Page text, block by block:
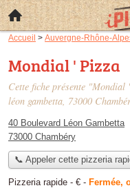
Accueil > Auvergne-Rhône-
Mondial ' Pizza
Cette fiche présente
léon gambetta, 73000
40 Boulevard Léon Gambetta
73000 Chambéry
📞 Appeler cette pizzeria
Pizzeria rapide - € - Fermée,